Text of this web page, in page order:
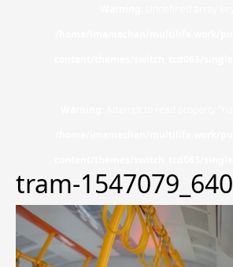
tram-1547079_640